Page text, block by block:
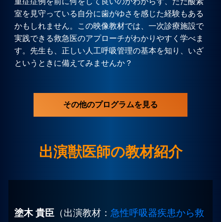
室を見守っている自分に歯がゆさを感じた経験もある
かもしれません。この映像教材では、一次診療施設で
実践できる救急医のアプローチがわかりやすく学べま
す。先生も、正しい人工呼吸管理の基本を知り、いざ
というときに備えてみませんか？
その他のプログラムを見る
出演獣医師の教材紹介
塗木 貴臣 （出演教材： 急性呼吸器疾患から救